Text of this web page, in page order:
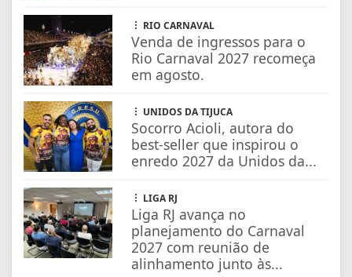
RIO CARNAVAL
Venda de ingressos para o
Rio Carnaval 2027 recomeça
em agosto.
UNIDOS DA TIJUCA
Socorro Acioli, autora do
best-seller que inspirou o
enredo 2027 da Unidos da...
LIGA RJ
Liga RJ avança no
planejamento do Carnaval
2027 com reunião de
alinhamento junto às...